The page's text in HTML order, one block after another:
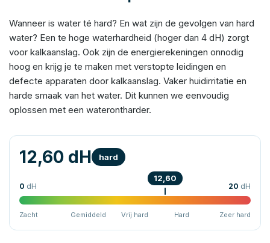
Wanneer is water té hard? En wat zijn de gevolgen van hard
water? Een te hoge waterhardheid (hoger dan 4 dH) zorgt
voor kalkaanslag. Ook zijn de energierekeningen onnodig
hoog en krijg je te maken met verstopte leidingen en
defecte apparaten door kalkaanslag. Vaker huidirritatie en
harde smaak van het water. Dit kunnen we eenvoudig
oplossen met een waterontharder.
12,60 dH hard
0 dH 20 dH
12,60
Zacht Gemiddeld Vrij hard Hard Zeer hard